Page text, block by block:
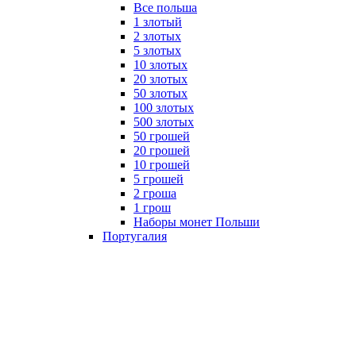
Все польша
1 злотый
2 злотых
5 злотых
10 злотых
20 злотых
50 злотых
100 злотых
500 злотых
50 грошей
20 грошей
10 грошей
5 грошей
2 гроша
1 грош
Наборы монет Польши
Португалия